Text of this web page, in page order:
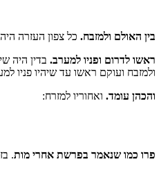
בין האולם ולמזבח. כל צפון העזרה
ראשו לדרום ופניו למערב. בדין היה
ולמזבח ועוקם ראשו עד שיהיו פניו
והכהן עומד. ואחוריו למזרח:
פרו כמו שנאמר בפרשת אחרי מות.